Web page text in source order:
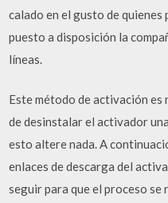
calado en el gusto de
puesto a disposición la
líneas.
Este método de activación es
de desinstalar el activador
esto altere nada. A
enlaces de descarga del
seguir para que el proceso